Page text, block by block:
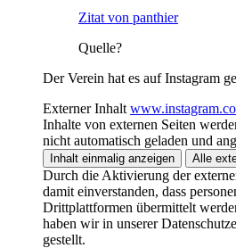
Zitat von panthier
Quelle?
Der Verein hat es auf Instagram
Externer Inhalt
Inhalte von externen Seiten
nicht automatisch geladen und
Inhalt einmalig anzeigen Alle
Durch die Aktivierung der
damit einverstanden, dass
Drittplattformen übermittelt
haben wir in unserer
gestellt.